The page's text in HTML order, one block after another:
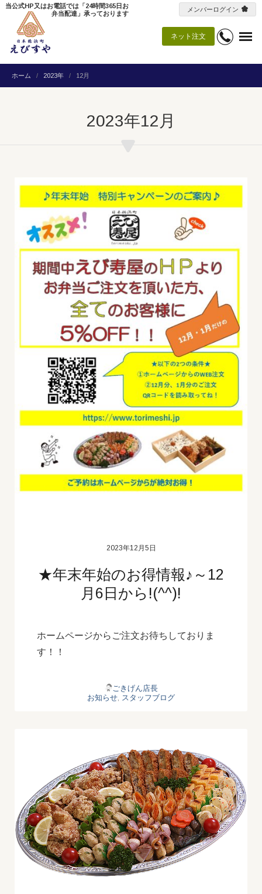
ネット注文
当公式HP又はお電話では「24時間365日お
弁当配達」承っております
メンバーログイン
ホーム 2023年 12月
2023年12月
2023年12月5日
★年末年始のお得情報♪～12
月6日から!(^^)!
ホームページからご注文お待ちしておりま
す！！
ごきげん店長
お知らせ, スタッフブログ